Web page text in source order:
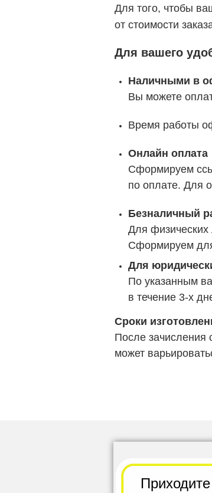
Для того, чтобы
от стоимости
Для вашего
Для
По указанным
в течение 3-х
Наличными в
Вы можете
Время работы
Онлайн оплата
Сформируем
по оплате. Для
Безналичный
Для физических
Сформируем
Сроки
После зачисления
может